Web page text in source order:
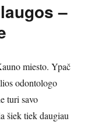
–
miesto. Ypač
odontologo
turi savo
šiek tiek daugiau